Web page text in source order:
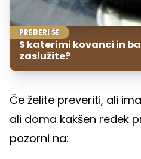
PREBERI ŠE
S katerimi kovanci in
zaslužite?
Če želite preveriti, ali
ali doma kakšen redek
pozorni na: